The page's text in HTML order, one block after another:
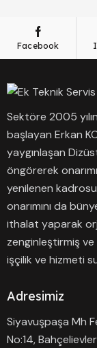
Facebook
Sektöre 2005
başlayan Erkan
yaygınlaşan
öngörerek
yenilenen
onarımını da
ithalat yaparak
zenginleştirmiş
işçilik ve hizmeti
Adresimiz
Siyavuşpaşa Mh
No:14,